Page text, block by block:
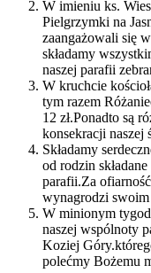
W imieniu ks.
Pielgrzymki na
zaangażowali się
składamy
naszej parafii
W kruchcie
tym razem
12 zł.Ponadto są
konsekracji naszej
Składamy
od rodzin
parafii.Za
wynagrodzi swoim
W minionym
naszej wspólnoty
Koziej
polećmy Bożemu